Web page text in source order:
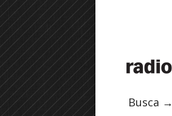
Busca →